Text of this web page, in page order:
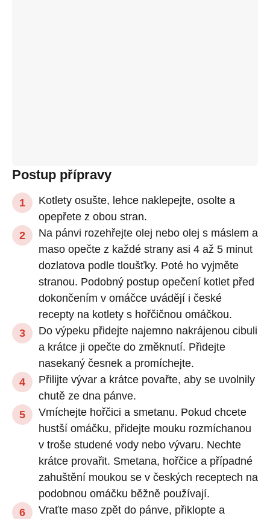
Postup přípravy
Kotlety osušte, lehce naklepejte, osolte a
opepřete z obou stran.
Na pánvi rozehřejte olej nebo olej s máslem a
maso opečte z každé strany asi 4 až 5 minut
dozlatova podle tloušťky. Poté ho vyjměte
stranou. Podobný postup opečení kotlet před
dokončením v omáčce uvádějí i české
recepty na kotlety s hořčičnou omáčkou.
Do výpeku přidejte najemno nakrájenou cibuli
a krátce ji opečte do změknutí. Přidejte
nasekaný česnek a promíchejte.
Přilijte vývar a krátce povařte, aby se uvolnily
chutě ze dna pánve.
Vmíchejte hořčici a smetanu. Pokud chcete
hustší omáčku, přidejte mouku rozmíchanou
v troše studené vody nebo vývaru. Nechte
krátce provařit. Smetana, hořčice a případné
zahuštění moukou se v českých receptech na
podobnou omáčku běžně používají.
Vraťte maso zpět do pánve, přiklopte a